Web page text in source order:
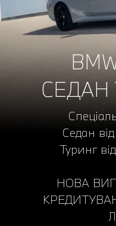
СЕДАН
Седан від
Туринг від
НОВА